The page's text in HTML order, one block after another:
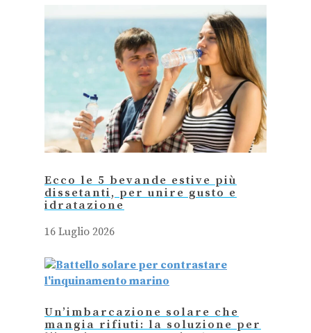
Ecco le 5 bevande estive più
dissetanti, per unire gusto e
idratazione
16 Luglio 2026
Un’imbarcazione solare che
mangia rifiuti: la soluzione per